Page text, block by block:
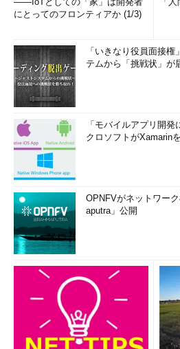
にとってのフロンティアか (1/3)
「いきなり役員面接
テムから「挑戦状」が
「モバイルアプリ開
クロソフトがXamarin
OPNFVがネットワー
aputra」公開